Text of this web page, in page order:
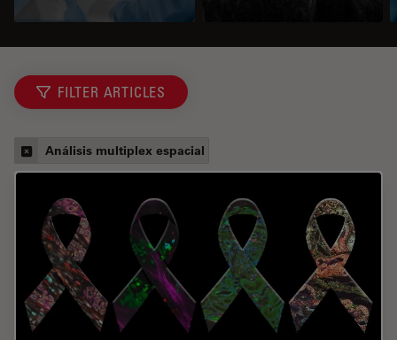
FILTER ARTICLES
Análisis multiplex espacial